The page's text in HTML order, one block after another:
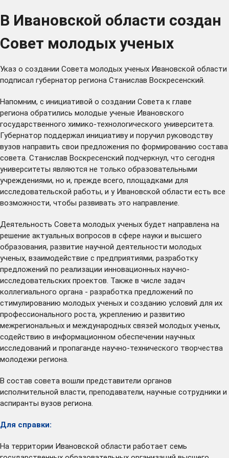
В Ивановской области создан
Совет молодых ученых
Указ о создании Совета молодых ученых Ивановской области
подписал губернатор региона Станислав Воскресенский.
Напомним, с инициативой о создании Совета к главе
региона обратились молодые ученые Ивановского
государственного химико-технологического университета.
Губернатор поддержал инициативу и поручил руководству
вузов направить свои предложения по формированию состава
совета. Станислав Воскресенский подчеркнул, что сегодня
университеты являются не только образовательными
учреждениями, но и, прежде всего, площадками для
исследовательской работы, и у Ивановской области есть все
возможности, чтобы развивать это направление.
Деятельность Совета молодых ученых будет направлена на
решение актуальных вопросов в сфере науки и высшего
образования, развитие научной деятельности молодых
ученых, взаимодействие с предприятиями, разработку
предложений по реализации инновационных научно-
исследовательских проектов. Также в числе задач
коллегиального органа - разработка предложений по
стимулированию молодых ученых и созданию условий для их
профессионального роста, укреплению и развитию
межрегиональных и международных связей молодых ученых,
содействию в информационном обеспечении научных
исследований и пропаганде научно-технического творчества
молодежи региона.
В состав совета вошли представители органов
исполнительной власти, преподаватели, научные сотрудники и
аспиранты вузов региона.
Для справки:
На территории Ивановской области работает семь